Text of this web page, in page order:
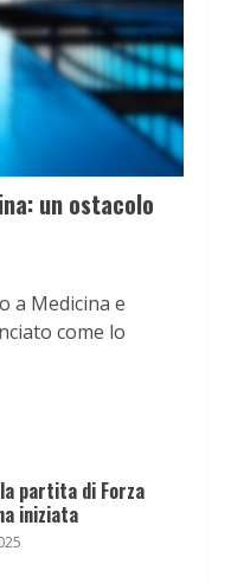
un ostacolo
a Medicina e
come lo
partita di Forza
iniziata